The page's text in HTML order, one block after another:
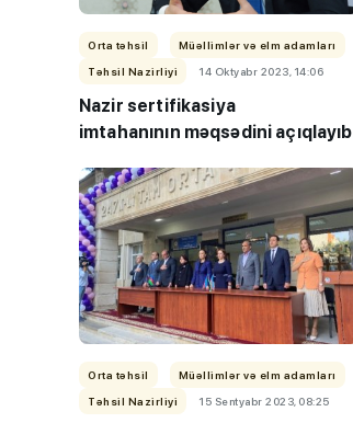
Orta təhsil
Müəllimlər və elm adamları
Təhsil Nazirliyi
14 Oktyabr 2023, 14:06
Nazir sertifikasiya
imtahanının məqsədini açıqlayıb
Orta təhsil
Müəllimlər və elm adamları
Təhsil Nazirliyi
15 Sentyabr 2023, 08:25